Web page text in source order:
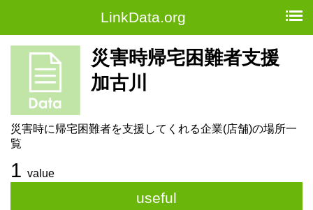
LinkData.org
災害時帰宅困難者支援
加古川
災害時に帰宅困難者を支援してくれる企業(店舗)の場所一
覧
1 value
useful